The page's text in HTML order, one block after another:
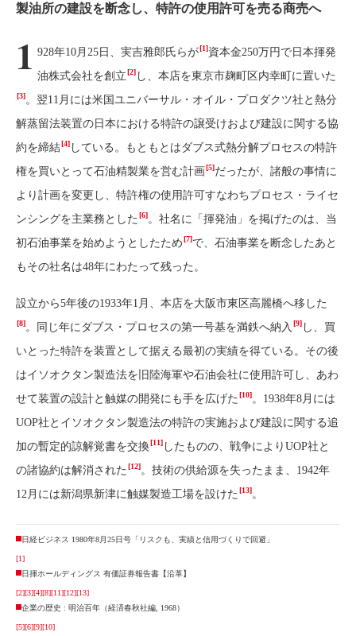
製油所の建設を断念し、特許の使用許可を売る商売へ
1 928年10月25日、実吉雅郎氏らが[1]資本金250万円で日本揮発
油株式会社を創立 [2] し、本店を東京市麹町区内幸町に置いた
[3]。翌11月には米国ユニバーサル・オイル・プロダクツ社と熱分
解蒸留法装置の日本における特許の譲受けおよび建設に関する協
約を締結[4] している。もともとはダブス式熱分解プロセスの特許
権を買いとって石油精製業を営む計画[5]だったが、諸般の事情に
より計画を変更し、特許権の使用許可すなわちプロセス・ライセ
ンシングを主業務とした [6]。社名に「揮発油」を掲げたのは、当
初石油事業を始めようとしたため[7]で、石油事業を断念したあと
もその社名は48年にわたって残った。
設立から5年後の1933年1月、本店を大阪市東区高麗橋へ移した
[8]。同じ年にダブス・プロセスの第一号基を満鉄へ納入 [9] し、買
いとった特許を装置として据える最初の実績を得ている。その後
はイソオクタン製造法を旧陸海軍や石油会社に使用許可し、あわ
せて装置の設計と触媒の開発にも手を広げた [10]。1938年8月には
UOP社とイソオクタン製造法の特許の実施および建設に関する追
加の暫定的諒解覚書を交換[11] したものの、戦争によりUOP社と
の諸協約は解消された [12]。技術の供給源を失ったまま、1942年
12月には新潟県新津に触媒製造工場を設けた [13]。
日経ビジネス 1980年8月25日号「リスクも、実績と信用づくりで回避」
[1]
日揮ホールディングス 有価証券報告書【沿革】
[2][3][4][8][11][12][13]
企業の歴史 : 明治百年（経済春秋社編, 1968）
[5][6][9][10]